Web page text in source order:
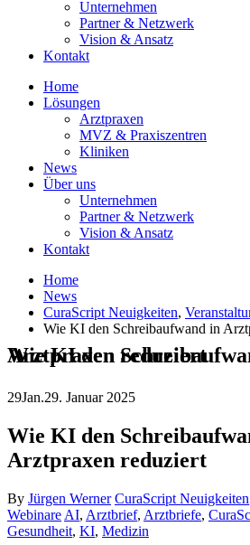
Unternehmen
Partner & Netzwerk
Vision & Ansatz
Kontakt
Home
Lösungen
Arztpraxen
MVZ & Praxiszentren
Kliniken
News
Über uns
Unternehmen
Partner & Netzwerk
Vision & Ansatz
Kontakt
Home
News
CuraScript Neuigkeiten,
Wie KI den Schreibaufwand in
Wie KI den Schreibaufwand in Arztpraxen reduziert
29Jan.29. Januar 2025
Wie KI den
Arztpraxen reduziert
By Jürgen Werner CuraScript Neuigkeiten
Webinare AI, Arztbrief, Arztbriefe,
Gesundheit, KI, Medizin